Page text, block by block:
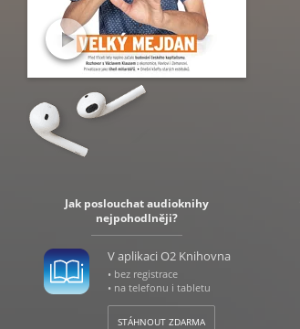
Jak poslouchat audioknihy
nejpohodlněji?
V aplikaci O2 Knihovna
• bez registrace
• na telefonu i tabletu
STÁHNOUT ZDARMA